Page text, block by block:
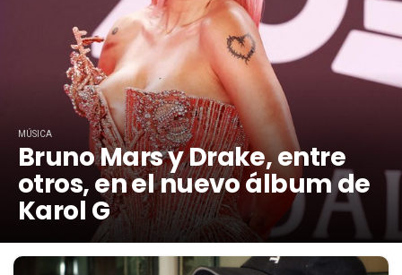
MÚSICA
Bruno Mars y Drake, entre
otros, en el nuevo álbum de
Karol G